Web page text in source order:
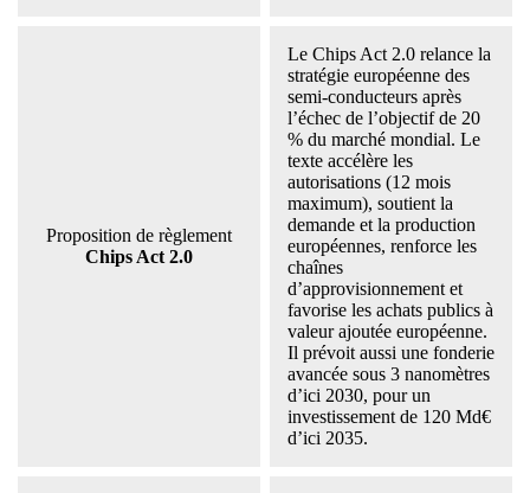
Proposition de règlement
Chips Act 2.0
Le Chips Act 2.0 relance la
stratégie européenne des
semi-conducteurs après
l’échec de l’objectif de 20
% du marché mondial. Le
texte accélère les
autorisations (12 mois
maximum), soutient la
demande et la production
européennes, renforce les
chaînes
d’approvisionnement et
favorise les achats publics à
valeur ajoutée européenne.
Il prévoit aussi une fonderie
avancée sous 3 nanomètres
d’ici 2030, pour un
investissement de 120 Md€
d’ici 2035.